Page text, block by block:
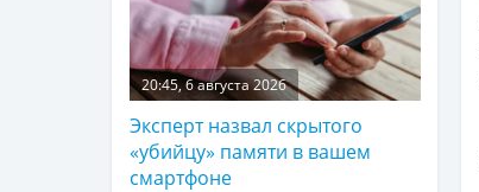
20:45, 6 августа 2026
Эксперт назвал скрытого
«убийцу» памяти в вашем
смартфоне